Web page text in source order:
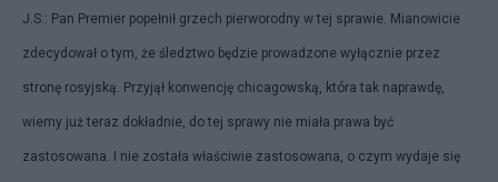
J.S.: Pan Premier popełnił grzech pierworodny w tej sprawie. Mianowicie
zdecydował o tym, że śledztwo będzie prowadzone wyłącznie przez
stronę rosyjską. Przyjął konwencję chicagowską, która tak naprawdę,
wiemy już teraz dokładnie, do tej sprawy nie miała prawa być
zastosowana. I nie została właściwie zastosowana, o czym wydaje się